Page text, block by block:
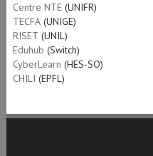
Centre NTE(UNIFR)
TECFA(UNIGE)
RISET (UNIL)
Eduhub (Switch)
CyberLearn (HES-SO)
CHILI (EPFL)